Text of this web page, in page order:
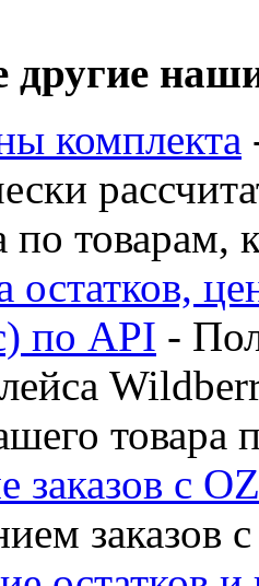
другие
комплекта
по товарам,
остатков,
по API -
заказов с
заказов